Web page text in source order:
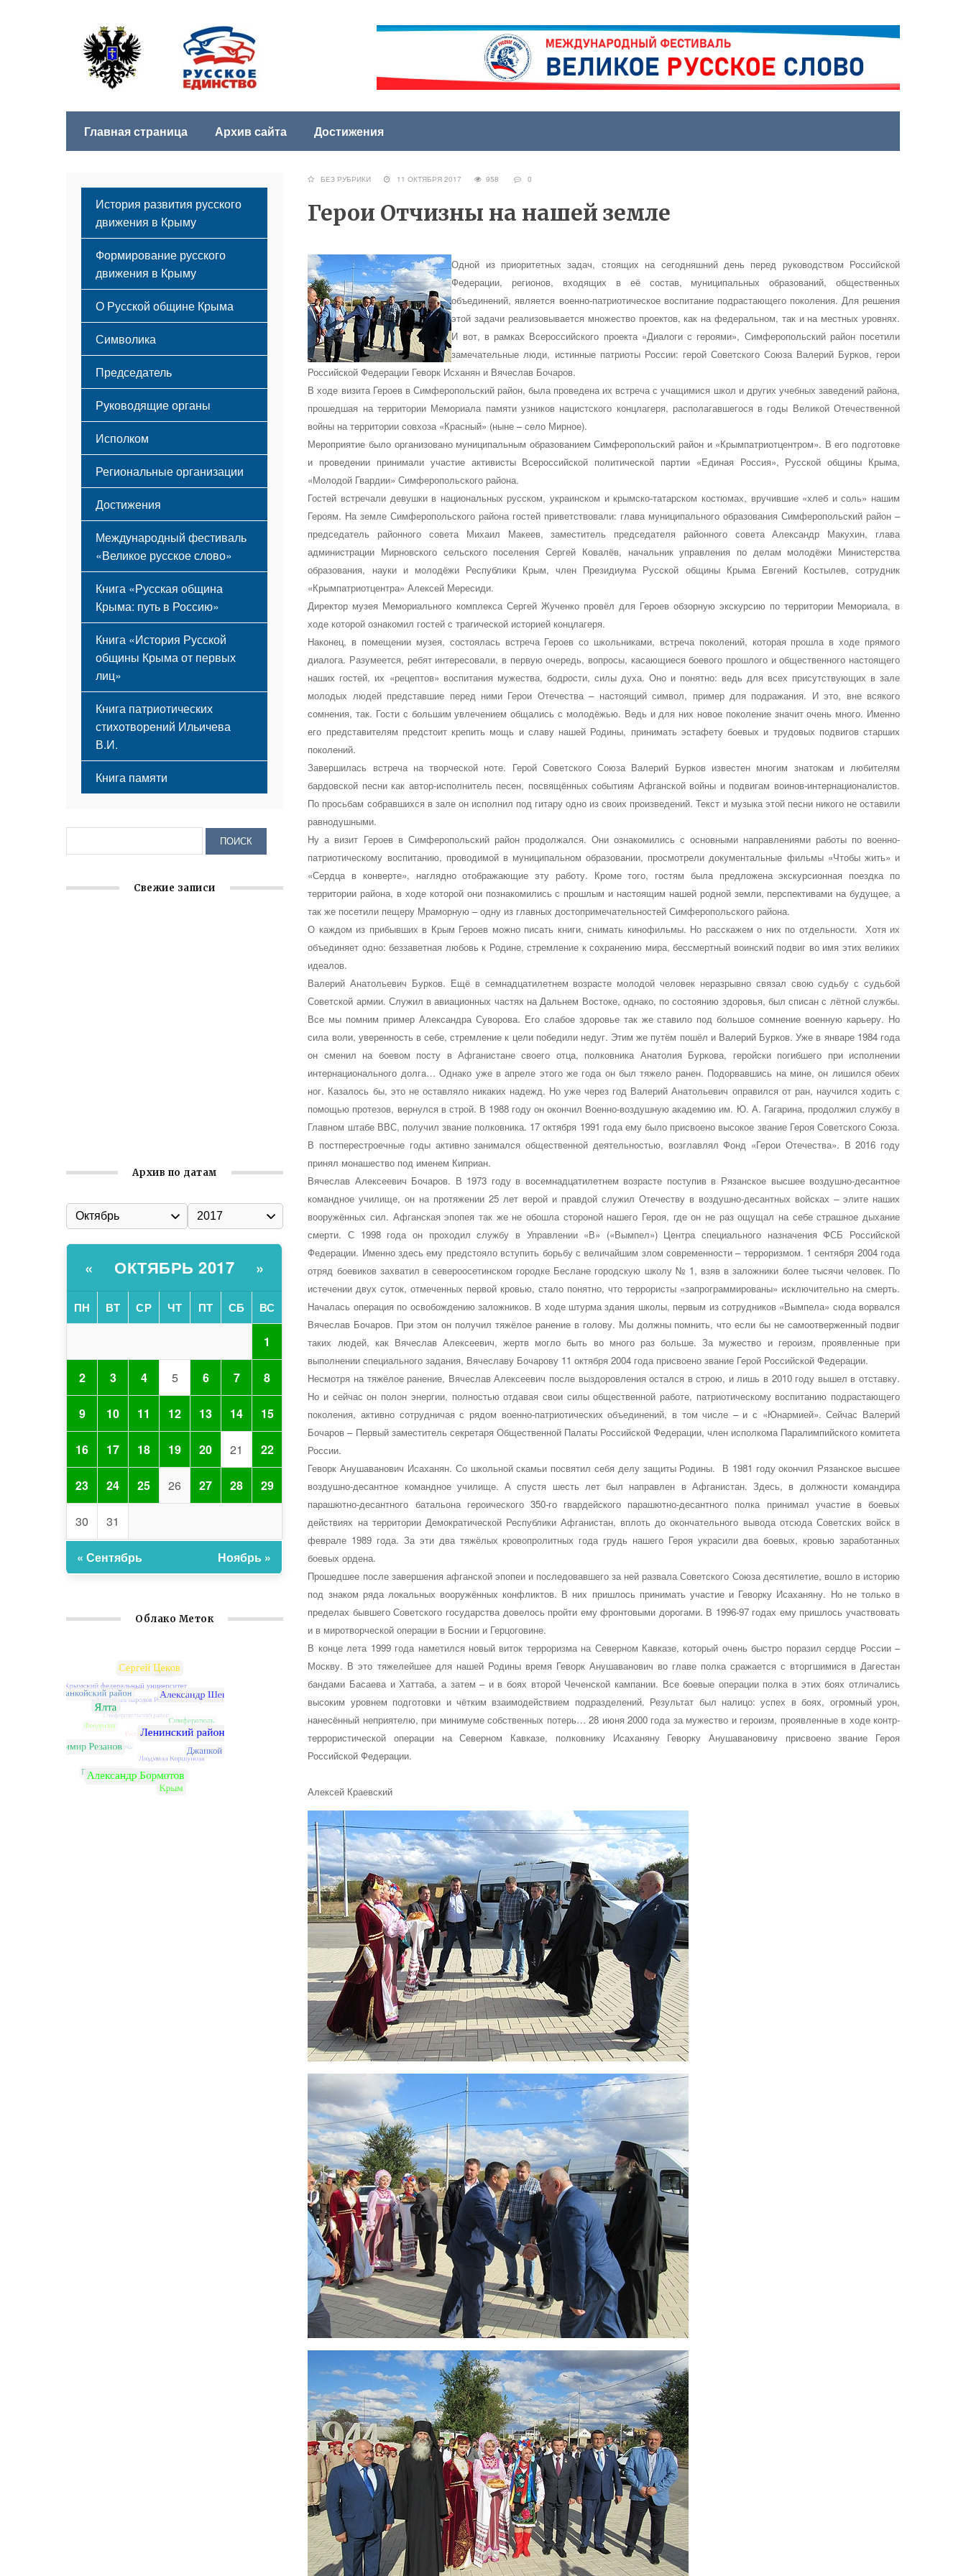
Главная страница Архив сайта Достижения
БЕЗ РУБРИКИ 11 ОКТЯБРЯ 2017 958 0
Герои Отчизны на нашей земле
Одной из приоритетных задач, стоящих на сегодняшний день перед руководством Российской
Федерации, регионов, входящих в её состав, муниципальных образований, общественных
объединений, является военно-патриотическое воспитание подрастающего поколения. Для решения
этой задачи реализовывается множество проектов, как на федеральном, так и на местных уровнях.
И вот, в рамках Всероссийского проекта «Диалоги с героями», Симферопольский район посетили
замечательные люди, истинные патриоты России: герой Советского СоюзаВалерий Бурков, герои
Российской Федерации Геворк Исханян и Вячеслав Бочаров.
В ходе визита Героев в Симферопольский район, была проведена их встреча с учащимися школ и других учебных заведений района,
прошедшая на территории Мемориала памяти узников нацистского концлагеря, располагавшегося в годы Великой Отечественной
войны на территории совхоза «Красный» (ныне – село Мирное).
Мероприятие было организовано муниципальным образованием Симферопольский район и «Крымпатриотцентром». В его подготовке
и проведении принимали участие активисты Всероссийской политической партии «Единая Россия», Русской общины Крыма,
«Молодой Гвардии» Симферопольского района.
Гостей встречали девушки в национальных русском, украинском и крымско-татарском костюмах, вручившие «хлеб и соль» нашим
Героям. На земле Симферопольского района гостей приветствовали: глава муниципального образования Симферопольский район –
председатель районного совета Михаил Макеев, заместитель председателя районного советаАлександр Макухин, глава
администрации Мирновского сельского поселенияСергей Ковалёв, начальник управления по делам молодёжи Министерства
образования, науки и молодёжи Республики Крым, член Президиума Русской общины Крыма Евгений Костылев, сотрудник
«Крымпатриотцентра»Алексей Мересиди.
Директор музея Мемориального комплекса Сергей Жученкопровёл для Героев обзорную экскурсию по территории Мемориала, в
ходе которой ознакомил гостей с трагической историей концлагеря.
Наконец, в помещении музея, состоялась встреча Героев со школьниками, встреча поколений, которая прошла в ходе прямого
диалога. Разумеется, ребят интересовали, в первую очередь, вопросы, касающиеся боевого прошлого и общественного настоящего
наших гостей, их «рецептов» воспитания мужества, бодрости, силы духа. Оно и понятно: ведь для всех присутствующих в зале
молодых людей представшие перед ними Герои Отечества – настоящий символ, пример для подражания. И это, вне всякого
сомнения, так. Гости с большим увлечением общались с молодёжью. Ведь и для них новое поколение значит очень много. Именно
его представителям предстоит крепить мощь и славу нашей Родины, принимать эстафету боевых и трудовых подвигов старших
поколений.
Завершилась встреча на творческой ноте. Герой Советского Союза Валерий Бурковизвестен многим знатокам и любителям
бардовской песни как автор-исполнитель песен, посвящённых событиям Афганской войны и подвигам воинов-интернационалистов.
По просьбам собравшихся в зале он исполнил под гитару одно из своих произведений. Текст и музыка этой песни никого не оставили
равнодушными.
Ну а визит Героев в Симферопольский район продолжался. Они ознакомились с основными направлениями работы по военно-
патриотическому воспитанию, проводимой в муниципальном образовании, просмотрели документальные фильмы «Чтобы жить» и
«Сердца в конверте», наглядно отображающие эту работу. Кроме того, гостям была предложена экскурсионная поездка по
территории района, в ходе которой они познакомились с прошлым и настоящим нашей родной земли, перспективами на будущее, а
так же посетили пещеру Мраморную – одну из главных достопримечательностей Симферопольского района.
О каждом из прибывших в Крым Героев можно писать книги, снимать кинофильмы. Но расскажем о них по отдельности. Хотя их
объединяет одно: беззаветная любовь к Родине, стремление к сохранению мира, бессмертный воинский подвиг во имя этих великих
идеалов.
Валерий Анатольевич Бурков. Ещё в семнадцатилетнем возрасте молодой человек неразрывно связал свою судьбу с судьбой
Советской армии. Служил в авиационных частях на Дальнем Востоке, однако, по состоянию здоровья, был списан с лётной службы.
Все мы помним пример Александра Суворова. Его слабое здоровье так же ставило под большое сомнение военную карьеру. Но
сила воли, уверенность в себе, стремление к цели победили недуг. Этим же путём пошёл и Валерий Бурков. Уже в январе 1984 года
он сменил на боевом посту в Афганистане своего отца, полковника Анатолия Буркова, геройски погибшего при исполнении
интернационального долга… Однако уже в апреле этого же года он был тяжело ранен. Подорвавшись на мине, он лишился обеих
ног. Казалось бы, это не оставляло никаких надежд. Но уже через год Валерий Анатольевич оправился от ран, научился ходить с
помощью протезов, вернулся в строй. В 1988 году он окончил Военно-воздушную академию им. Ю. А. Гагарина, продолжил службу в
Главном штабе ВВС, получил звание полковника. 17 октября 1991 года ему было присвоено высокое звание Героя Советского Союза.
В постперестроечные годы активно занимался общественной деятельностью, возглавлял Фонд «Герои Отечества». В 2016 году
принял монашество под именем Киприан.
Вячеслав Алексеевич Бочаров. В 1973 году в восемнадцатилетнем возрасте поступив в Рязанское высшее воздушно-десантное
командное училище, он на протяжении 25 лет верой и правдой служил Отечеству в воздушно-десантных войсках – элите наших
вооружённых сил. Афганская эпопея так же не обошла стороной нашего Героя, где он не раз ощущал на себе страшное дыхание
смерти. С 1998 года он проходил службу в Управлении «В» («Вымпел») Центра специального назначения ФСБ Российской
Федерации. Именно здесь ему предстояло вступить борьбу с величайшим злом современности – терроризмом. 1 сентября 2004 года
отряд боевиков захватил в североосетинском городке Беслане городскую школу № 1, взяв в заложники более тысячи человек. По
истечении двух суток, отмеченных первой кровью, стало понятно, что террористы «запрограммированы» исключительно на смерть.
Началась операция по освобождению заложников. В ходе штурма здания школы, первым из сотрудников «Вымпела» сюда ворвался
Вячеслав Бочаров. При этом он получил тяжёлое ранение в голову. Мы должны помнить, что если бы не самоотверженный подвиг
таких людей, как Вячеслав Алексеевич, жертв могло быть во много раз больше. За мужество и героизм, проявленные при
выполнении специального задания, Вячеславу Бочарову 11 октября 2004 года присвоено звание Герой Российской Федерации.
Несмотря на тяжёлое ранение, Вячеслав Алексеевич после выздоровления остался в строю, и лишь в 2010 году вышел в отставку.
Но и сейчас он полон энергии, полностью отдавая свои силы общественной работе, патриотическому воспитанию подрастающего
поколения, активно сотрудничая с рядом военно-патриотических объединений, в том числе – и с «Юнармией». Сейчас Валерий
Бочаров – Первый заместитель секретаря Общественной Палаты Российской Федерации, член исполкома Паралимпийского комитета
России.
Геворк Анушаванович Исаханян. Со школьной скамьи посвятил себя делу защиты Родины. В 1981 году окончил Рязанское высшее
воздушно-десантное командное училище. А спустя шесть лет был направлен в Афганистан. Здесь, в должности командира
парашютно-десантного батальона героического 350-го гвардейского парашютно-десантного полка принимал участие в боевых
действиях на территории Демократической Республики Афганистан, вплоть до окончательного вывода отсюда Советских войск в
феврале 1989 года. За эти два тяжёлых кровопролитных года грудь нашего Героя украсили два боевых, кровью заработанных
боевых ордена.
Прошедшее после завершения афганской эпопеи и последовавшего за ней развала Советского Союза десятилетие, вошло в историю
под знаком ряда локальных вооружённых конфликтов. В них пришлось принимать участие и Геворку Исаханяну. Но не только в
пределах бывшего Советского государства довелось пройти ему фронтовыми дорогами. В 1996-97 годах ему пришлось участвовать
и в миротворческой операции в Боснии и Герцоговине.
В конце лета 1999 года наметился новый виток терроризма на Северном Кавказе, который очень быстро поразил сердце России –
Москву. В это тяжелейшее для нашей Родины время Геворк Анушаванович во главе полка сражается с вторгшимися в Дагестан
бандами Басаева и Хаттаба, а затем – и в боях второй Чеченской кампании. Все боевые операции полка в этих боях отличались
высоким уровнем подготовки и чётким взаимодействием подразделений. Результат был налицо: успех в боях, огромный урон,
нанесённый неприятелю, при минимуме собственных потерь… 28 июня 2000 года за мужество и героизм, проявленные в ходе контр-
террористической операции на Северном Кавказе, полковнику Исаханяну Геворку Анушавановичу присвоено звание Героя
Российской Федерации.
Алексей Краевский
История развития русского
движения в Крыму
Формирование русского
движения в Крыму
Русский Крым
О Русской общине Крыма
Этапы становления
Принципы деятельности
Структура
Мероприятия
Символика
Флаг
Герб
Гимн
Председатель
Руководящие органы
Исполком
Региональные организации
Достижения
Международный фестиваль
«Великое русское слово»
Книга «Русская община
Крыма: путь в Россию»
Книга «История Русской
общины Крыма от первых
лиц»
Книга патриотических
стихотворений Ильичева
В.И.
Книга памяти
Свежие записи
Архив по датам
« ОКТЯБРЬ 2017 »
ПН ВТ СР ЧТ ПТ СБ ВС
1
2 3 4 5 6 7 8
9 10 11 12 13 14 15
16 17 18 19 20 21 22
23 24 25 26 27 28 29
30 31
« Сентябрь Ноябрь »
Облако Меток